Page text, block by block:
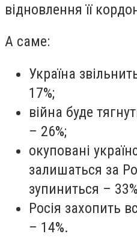
відновлення її
А саме:
Україна
17%;
війна буде
– 26%;
окуповані
залишаться за
зупиниться –
Росія захопить
– 14%.